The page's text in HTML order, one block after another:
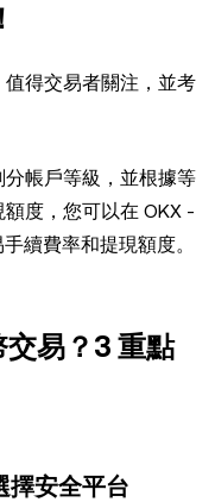
得交易者關注，並考
帳戶等級，並根據等
度，您可以在 OKX -
續費率和提現額度。
易？3 重點
擇安全平台